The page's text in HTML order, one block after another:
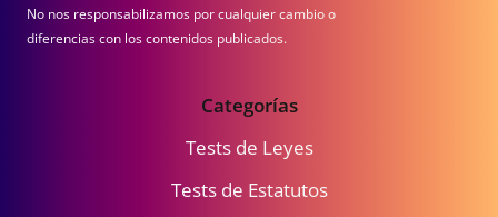
No nos responsabilizamos por cualquier cambio o
diferencias con los contenidos publicados.
Categorías
Tests de Leyes
Tests de Estatutos